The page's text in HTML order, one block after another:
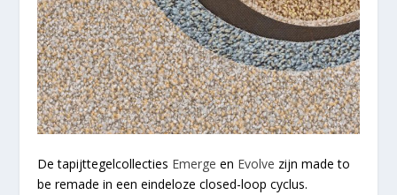
De tapijttegelcollecties Emergeen Evolve zijn made to
be remade in een eindeloze closed-loop cyclus.